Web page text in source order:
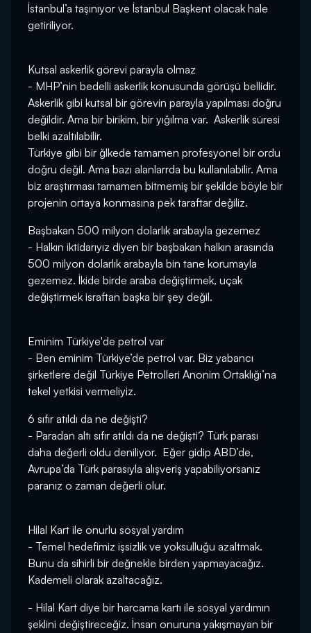
İstanbul’a taşınıyor ve İstanbul Başkent olacak hale
getiriliyor.
Kutsal askerlik görevi parayla olmaz
- MHP’nin bedelli askerlik konusunda görüşü bellidir.
Askerlik gibi kutsal bir görevin parayla yapılması doğru
değildir. Ama bir birikim, bir yığılma var. Askerlik süresi
belki azaltılabilir.
Türkiye gibi bir ğlkede tamamen profesyonel bir ordu
doğru değil. Ama bazı alanlarrda bu kullanılabilir. Ama
biz araştırması tamamen bitmemiş bir şekilde böyle bir
projenin ortaya konmasına pek taraftar değiliz.
Başbakan 500 milyon dolarlık arabayla gezemez
- Halkın iktidarıyız diyen bir başbakan halkın arasında
500 milyon dolarlık arabayla bin tane korumayla
gezemez. İkide birde araba değiştirmek, uçak
değiştirmek israftan başka bir şey değil.
Eminim Türkiye'de petrol var
- Ben eminim Türkiye’de petrol var. Biz yabancı
şirketlere değil Türkiye Petrolleri Anonim Ortaklığı’na
tekel yetkisi vermeliyiz.
6 sıfır atıldı da ne değişti?
- Paradan altı sıfır atıldı da ne değişti? Türk parası
daha değerli oldu deniliyor. Eğer gidip ABD’de,
Avrupa’da Türk parasıyla alışveriş yapabiliyorsanız
paranız o zaman değerli olur.
Hilal Kart ile onurlu sosyal yardım
- Temel hedefimiz işsizlik ve yoksulluğu azaltmak.
Bunu da sihirli bir değnekle birden yapmayacağız.
Kademeli olarak azaltacağız.
- Hilal Kart diye bir harcama kartı ile sosyal yardımın
şeklini değiştireceğiz. İnsan onuruna yakışmayan bir